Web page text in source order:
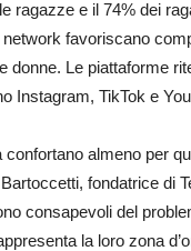
ragazze e il 74% dei
favoriscano
donne. Le piattaforme
Instagram, TikTok e
confortano almeno per
fondatrice di
consapevoli del
la loro zona